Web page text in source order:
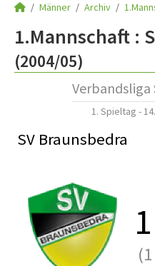
Männer Archiv
1.Mannschaft :
(2004/05)
Verbandsliga
1. Spieltag -
SV Braunsbedra
1
(1